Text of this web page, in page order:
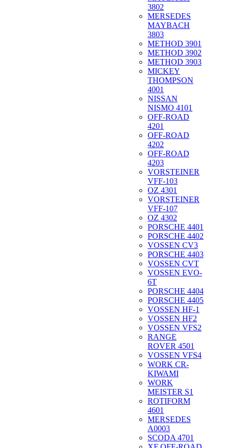
3802
MERSEDES
MAYBACH
3803
METHOD 3901
METHOD 3902
METHOD 3903
MICKEY
THOMPSON
4001
NISSAN
NISMO 4101
OFF-ROAD
4201
OFF-ROAD
4202
OFF-ROAD
4203
VORSTEINER
VFF-103
OZ 4301
VORSTEINER
VFF-107
OZ 4302
PORSCHE 4401
PORSCHE 4402
VOSSEN CV3
PORSCHE 4403
VOSSEN CVT
VOSSEN EVO-
6T
PORSCHE 4404
PORSCHE 4405
VOSSEN HF-1
VOSSEN HF2
VOSSEN VFS2
RANGE
ROVER 4501
VOSSEN VFS4
WORK CR-
KIWAMI
WORK
MEISTER S1
ROTIFORM
4601
MERSEDES
A0003
SCODA 4701